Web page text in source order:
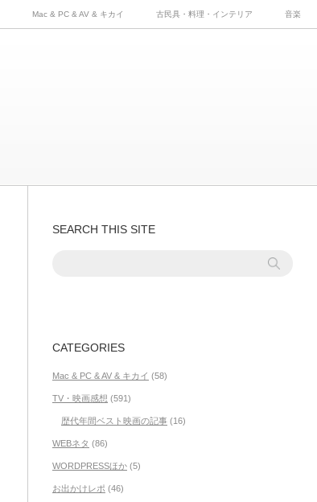
Mac & PC & AV & キカイ 古民具・料理・インテリア 音楽
SEARCH THIS SITE
CATEGORIES
Mac & PC & AV & キカイ (58)
TV・映画感想 (591)
歴代年間ベスト映画の記事(16)
WEBネタ (86)
WORDPRESSほか(5)
お出かけレポ (46)